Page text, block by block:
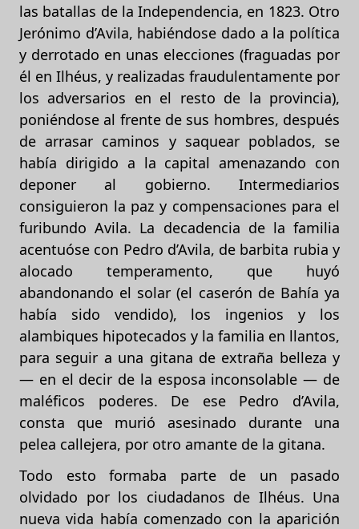
las batallas de la Independencia, en 1823. Otro
Jerónimo d’Avila, habiéndose dado a la política
y derrotado en unas elecciones (fraguadas por
él en Ilhéus, y realizadas fraudulentamente por
los adversarios en el resto de la provincia),
poniéndose al frente de sus hombres, después
de arrasar caminos y saquear poblados, se
había dirigido a la capital amenazando con
deponer al gobierno. Intermediarios
consiguieron la paz y compensaciones para el
furibundo Avila. La decadencia de la familia
acentuóse con Pedro d’Avila, de barbita rubia y
alocado temperamento, que huyó
abandonando el solar (el caserón de Bahía ya
había sido vendido), los ingenios y los
alambiques hipotecados y la familia en llantos,
para seguir a una gitana de extraña belleza y
— en el decir de la esposa inconsolable — de
maléficos poderes. De ese Pedro d’Avila,
consta que murió asesinado durante una
pelea callejera, por otro amante de la gitana.
Todo esto formaba parte de un pasado
olvidado por los ciudadanos de Ilhéus. Una
nueva vida había comenzado con la aparición